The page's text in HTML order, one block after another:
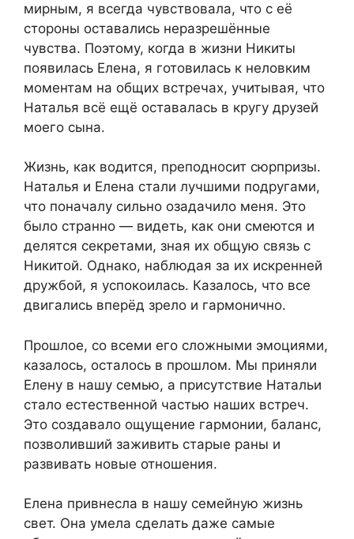
мирным, я всегда чувствовала, что с её
стороны оставались неразрешённые
чувства. Поэтому, когда в жизни Никиты
появилась Елена, я готовилась к неловким
моментам на общих встречах, учитывая, что
Наталья всё ещё оставалась в кругу друзей
моего сына.
Жизнь, как водится, преподносит сюрпризы.
Наталья и Елена стали лучшими подругами,
что поначалу сильно озадачило меня. Это
было странно — видеть, как они смеются и
делятся секретами, зная их общую связь с
Никитой. Однако, наблюдая за их искренней
дружбой, я успокоилась. Казалось, что все
двигались вперёд зрело и гармонично.
Прошлое, со всеми его сложными эмоциями,
казалось, осталось в прошлом. Мы приняли
Елену в нашу семью, а присутствие Натальи
стало естественной частью наших встреч.
Это создавало ощущение гармонии, баланс,
позволивший заживить старые раны и
развивать новые отношения.
Елена привнесла в нашу семейную жизнь
свет. Она умела сделать даже самые